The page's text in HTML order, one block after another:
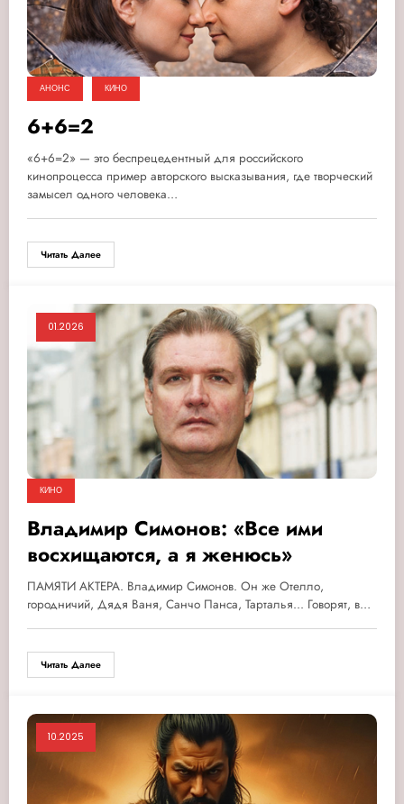
АНОНС КИНО
6+6=2
«6+6=2» — это беспрецедентный для российского
кинопроцесса пример авторского высказывания, где творческий
замысел одного человека…
Читать Далее
01.2026
КИНО
Владимир Симонов: «Все ими
восхищаются, а я женюсь»
ПАМЯТИ АКТЕРА. Владимир Симонов. Он же Отелло,
городничий, Дядя Ваня, Санчо Панса, Тарталья... Говорят, в…
Читать Далее
10.2025